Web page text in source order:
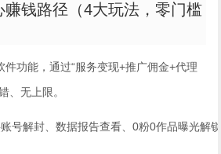
赚钱路径（4大玩法，零门槛
功能，通过“服务变现+推广佣金+代理
、无上限。
号解封、数据报告查看、0粉0作品曝光解